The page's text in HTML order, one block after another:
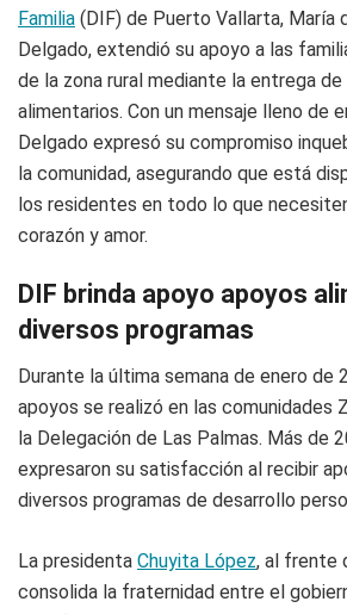
Familia (DIF) de Puerto Vallarta, María
Delgado, extendió su apoyo a las
de la zona rural mediante la entrega de
alimentarios. Con un mensaje lleno de
Delgado expresó su compromiso
la comunidad, asegurando que está
los residentes en todo lo que
corazón y amor.
DIF brinda apoyo apoyos
diversos programas
Durante la última semana de enero de
apoyos se realizó en las comunidades
la Delegación de Las Palmas. Más de
expresaron su satisfacción al recibir
diversos programas de desarrollo
La presidenta Chuyita López, al frente
consolida la fraternidad entre el